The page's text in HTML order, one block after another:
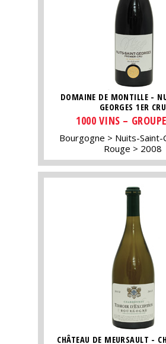
DOMAINE DE MONTILLE -
GEORGES 1ER CRU
1000 VINS –
Bourgogne
Nuits-
Rouge
2008
CHÂTEAU DE MEURSAULT -